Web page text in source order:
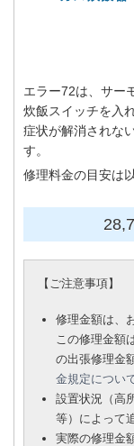
エラー72は、サー
炊飯スイッチを入
症状が解消されな
す。
修理料金の目安は
【 ご注意事項】
修理金額は、
この修理金額
の出張修理金
金規定につい
設置状況（高
等）によって
実際の修理金